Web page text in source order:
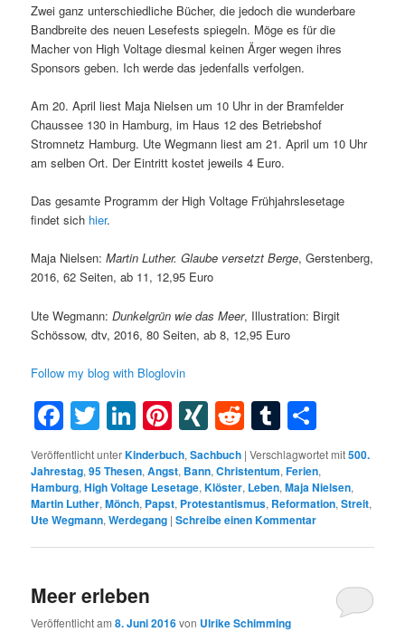
Zwei ganz unterschiedliche Bücher, die jedoch die wunderbare
Bandbreite des neuen Lesefests spiegeln. Möge es für die
Macher von High Voltage diesmal keinen Ärger wegen ihres
Sponsors geben. Ich werde das jedenfalls verfolgen.
Am 20. April liest Maja Nielsen um 10 Uhr in der Bramfelder
Chaussee 130 in Hamburg, im Haus 12 des Betriebshof
Stromnetz Hamburg. Ute Wegmann liest am 21. April um 10 Uhr
am selben Ort. Der Eintritt kostet jeweils 4 Euro.
Das gesamte Programm der High Voltage Frühjahrslesetage
findet sich hier.
Maja Nielsen:Martin Luther. Glaube versetzt Berge, Gerstenberg,
2016, 62 Seiten, ab 11, 12,95 Euro
Ute Wegmann:Dunkelgrün wie das Meer, Illustration: Birgit
Schössow, dtv, 2016, 80 Seiten, ab 8, 12,95 Euro
Follow my blog with Bloglovin
Facebook
Twitter
LinkedIn
Pinterest
XINGRedditTumblr
Veröffentlicht unterKinderbuch,Sachbuch |Verschlagwortet mit500.
Jahrestag,95 Thesen,Angst, Bann,Christentum,Ferien,
Hamburg,High Voltage Lesetage,Klöster, Leben,Maja Nielsen,
Martin Luther,Mönch, Papst, Protestantismus, Reformation,Streit,
Ute Wegmann,Werdegang |Schreibe einen Kommentar
Meer erleben
Veröffentlicht am8. Juni 2016von Ulrike Schimming